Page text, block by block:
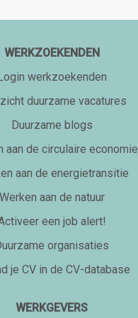
WERKZOEKENDEN
werkzoekenden
duurzame vacatures
Duurzame blogs
aan de circulaire economie
aan de energietransitie
Werken aan de natuur
een job alert!
organisaties
je CV in de CV-database
WERKGEVERS